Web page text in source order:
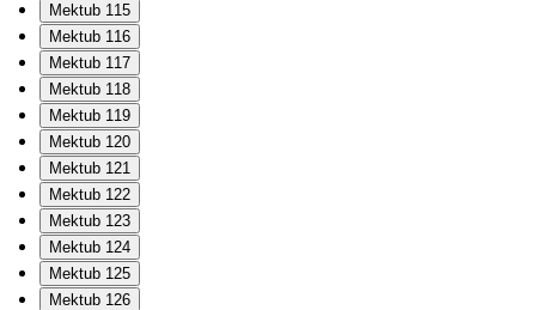
Mektub 115
Mektub 116
Mektub 117
Mektub 118
Mektub 119
Mektub 120
Mektub 121
Mektub 122
Mektub 123
Mektub 124
Mektub 125
Mektub 126